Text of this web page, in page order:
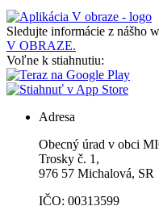
Sledujte informácie z nášho
V OBRAZE.
Voľne k stiahnutiu:
Adresa
Obecný úrad v obci
Trosky č. 1,
976 57 Michalová, SR
IČO: 00313599